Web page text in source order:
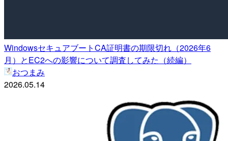
WindowsセキュアブートCA証明書の期限切れ（2026年6
月）とEC2への影響について調査してみた（続編）
おつまみ
2026.05.14